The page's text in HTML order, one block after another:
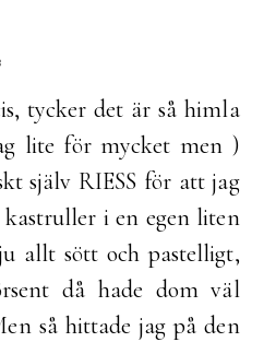
tycker det är så himla
lite för mycket men )
själv RIESS för att jag
kastruller i en egen liten
allt sött och pastelligt,
då hade dom väl
så hittade jag på den